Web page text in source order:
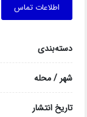
اطلاعات تماس
دسته‌بندی
شهر / محله
تاریخ انتشار